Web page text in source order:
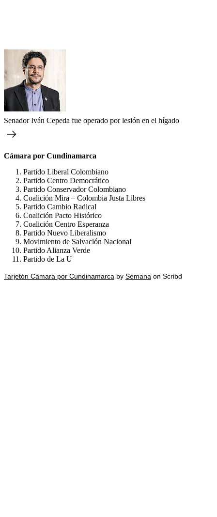
Senador Iván Cepeda fue operado por lesión en el hígado
Cámara por Cundinamarca
Partido Liberal Colombiano
Partido Centro Democrático
Partido Conservador Colombiano
Coalición Mira – Colombia Justa Libres
Partido Cambio Radical
Coalición Pacto Histórico
Coalición Centro Esperanza
Partido Nuevo Liberalismo
Movimiento de Salvación Nacional
Partido Alianza Verde
Partido de La U
Tarjetón Cámara por Cundinamarca by Semana on Scribd